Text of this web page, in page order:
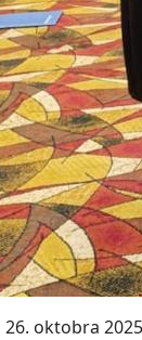
26. oktobra